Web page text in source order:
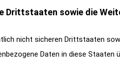
sowie die
nicht sicheren Drittstaaten
Daten in diese